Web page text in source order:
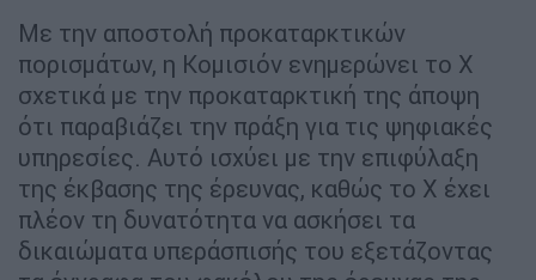
Με την αποστολή προκαταρκτικών
πορισμάτων, η Κομισιόν ενημερώνει το X
σχετικά με την προκαταρκτική της άποψη
ότι παραβιάζει την πράξη για τις ψηφιακές
υπηρεσίες. Αυτό ισχύει με την επιφύλαξη
της έκβασης της έρευνας, καθώς το Χ έχει
πλέον τη δυνατότητα να ασκήσει τα
δικαιώματα υπεράσπισής του εξετάζοντας